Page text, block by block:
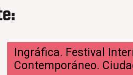
Ingráfica. Festival
Contemporáneo.